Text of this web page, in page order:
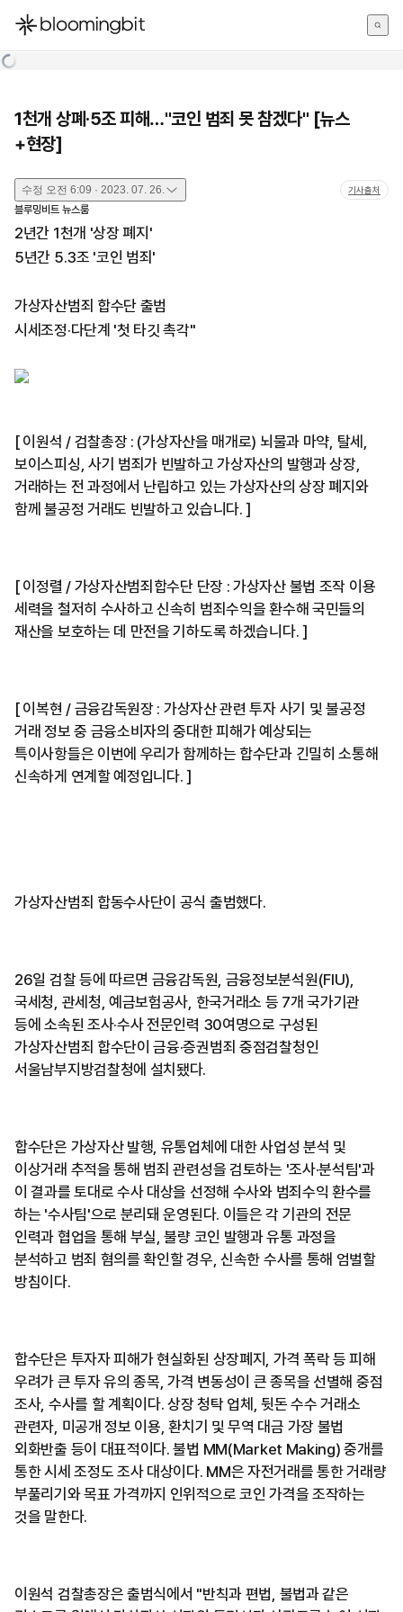
한국어
1천개 상폐·5조 피해…"코인 범죄 못 참겠다" [뉴스
+현장]
수정 오전 6:09 · 2023. 07. 26. 기사출처
블루밍비트 뉴스룸
2년간 1천개 '상장 폐지'
5년간 5.3조 '코인 범죄'
가상자산범죄 합수단 출범
시세조정·다단계 '첫 타깃 촉각"
[ 이원석 / 검찰총장 : (가상자산을 매개로) 뇌물과 마약, 탈세,
보이스피싱, 사기 범죄가 빈발하고 가상자산의 발행과 상장,
거래하는 전 과정에서 난립하고 있는 가상자산의 상장 폐지와
함께 불공정 거래도 빈발하고 있습니다. ]
[ 이정렬 / 가상자산범죄합수단 단장 : 가상자산 불법 조작 이용
세력을 철저히 수사하고 신속히 범죄수익을 환수해 국민들의
재산을 보호하는 데 만전을 기하도록 하겠습니다. ]
[ 이복현 / 금융감독원장 : 가상자산 관련 투자 사기 및 불공정
거래 정보 중 금융소비자의 중대한 피해가 예상되는
특이사항들은 이번에 우리가 함께하는 합수단과 긴밀히 소통해
신속하게 연계할 예정입니다. ]
가상자산범죄 합동수사단이 공식 출범했다.
26일 검찰 등에 따르면 금융감독원, 금융정보분석원(FIU),
국세청, 관세청, 예금보험공사, 한국거래소 등 7개 국가기관
등에 소속된 조사·수사 전문인력 30여명으로 구성된
가상자산범죄 합수단이 금융·증권범죄 중점검찰청인
서울남부지방검찰청에 설치됐다.
합수단은 가상자산 발행, 유통업체에 대한 사업성 분석 및
이상거래 추적을 통해 범죄 관련성을 검토하는 '조사·분석팀'과
이 결과를 토대로 수사 대상을 선정해 수사와 범죄수익 환수를
하는 '수사팀'으로 분리돼 운영된다. 이들은 각 기관의 전문
인력과 협업을 통해 부실, 불량 코인 발행과 유통 과정을
분석하고 범죄 혐의를 확인할 경우, 신속한 수사를 통해 엄벌할
방침이다.
합수단은 투자자 피해가 현실화된 상장폐지, 가격 폭락 등 피해
우려가 큰 투자 유의 종목, 가격 변동성이 큰 종목을 선별해 중점
조사, 수사를 할 계획이다. 상장 청탁 업체, 뒷돈 수수 거래소
관련자, 미공개 정보 이용, 환치기 및 무역 대금 가장 불법
외화반출 등이 대표적이다. 불법 MM(Market Making) 중개를
통한 시세 조정도 조사 대상이다. MM은 자전거래를 통한 거래량
부풀리기와 목표 가격까지 인위적으로 코인 가격을 조작하는
것을 말한다.
이원석 검찰총장은 출범식에서 "반칙과 편법, 불법과 같은